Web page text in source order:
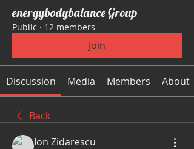
energybodybalance Group
Public · 12 members
Join
Discussion Media Members About
Back
Ion Zidarescu